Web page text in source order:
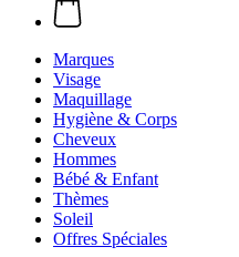
Marques
Visage
Maquillage
Hygiène & Corps
Cheveux
Hommes
Bébé & Enfant
Thèmes
Soleil
Offres Spéciales